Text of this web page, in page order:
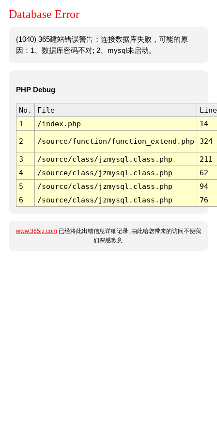
Database Error
(1040) 365建站错误警告：连接数据库失败，可能的原
因：1、数据库密码不对; 2、mysql未启动。
PHP Debug
No. File
Line
1
/index.php 14
2 /source/function/function_extend.php 324
3 /source/class/jzmysql.class.php
211
4
/source/class/jzmysql.class.php
62
5
/source/class/jzmysql.class.php
94
6
/source/class/jzmysql.class.php 76
www.365jz.com 已经将此出错信息详细记录, 由此给您带来的访问不便我
们深感歉意.